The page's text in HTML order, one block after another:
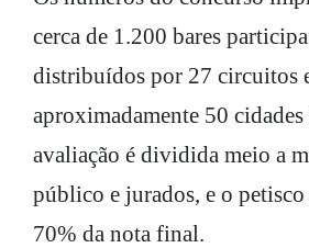
cerca de 1.200 bares
distribuídos por 27 circuitos
aproximadamente 50
avaliação é dividida meio a
público e jurados, e o
70% da nota final.